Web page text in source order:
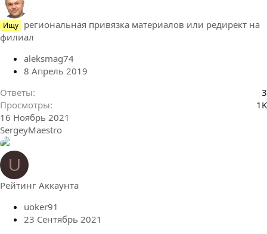
Ищу региональная привязка материалов или редирект на
филиал
aleksmag74
8 Апрель 2019
Ответы
3
Просмотры
1K
16 Ноябрь 2021
SergeyMaestro
U
Рейтинг Аккаунта
uoker91
23 Сентябрь 2021